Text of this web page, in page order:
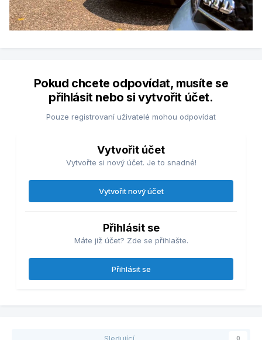
Pokud chcete odpovídat, musíte se
přihlásit nebo si vytvořit účet.
Pouze registrovaní uživatelé mohou odpovídat
Vytvořit účet
Vytvořte si nový účet. Je to snadné!
Vytvořit nový účet
Přihlásit se
Máte již účet? Zde se přihlašte.
Přihlásit se
0